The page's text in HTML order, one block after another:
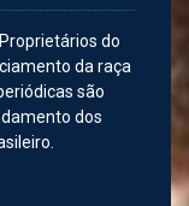
do
da raça
são
dos